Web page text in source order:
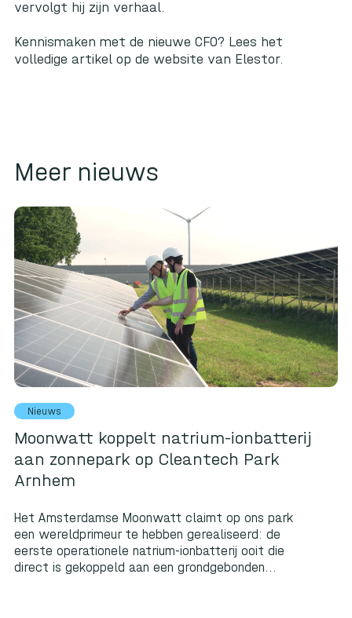
vervolgt hij zijn verhaal.
Kennismaken met de nieuwe CFO? Lees het
volledige artikel op de website van Elestor.
Meer nieuws
Nieuws
Moonwatt koppelt natrium-ionbatterij
aan zonnepark op Cleantech Park
Arnhem
Het Amsterdamse Moonwatt claimt op ons park
een wereldprimeur te hebben gerealiseerd: de
eerste operationele natrium-ionbatterij ooit die
direct is gekoppeld aan een grondgebonden...